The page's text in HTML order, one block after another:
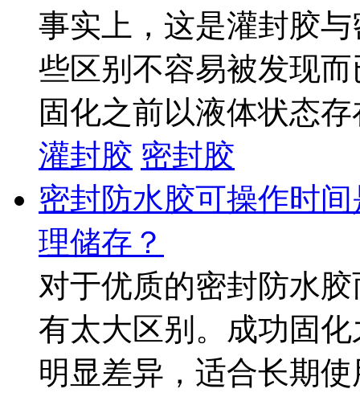
事实上，这是灌封胶
些区别不容易被发现
固化之前以液体状态存
灌封胶 密封胶
密封防水胶可操作时
理储存？
对于优质的密封防水
有太大区别。成功固
明显差异，适合长期